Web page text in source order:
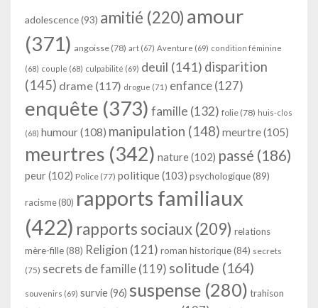
adolescence(93) amitié (220) amour
(371) angoisse (78) art (67) Aventure (69) condition féminine
(68) couple (68) culpabilité (69) deuil (141) disparition
(145) drame (117) drogue (71) enfance(127)
enquête (373) famille (132) folie (78) huis-clos
(68) humour(108) manipulation (148) meurtre(105)
meurtres (342) nature(102) passé (186)
peur(102) Police (77) politique(103) psychologique(89)
racisme (80) rapports familiaux
(422) rapports sociaux(209) relations
mère-fille(88) Religion (121) roman historique(84) secrets
(75) secrets de famille (119) solitude (164)
souvenirs (69) survie(96) suspense (280) trahison